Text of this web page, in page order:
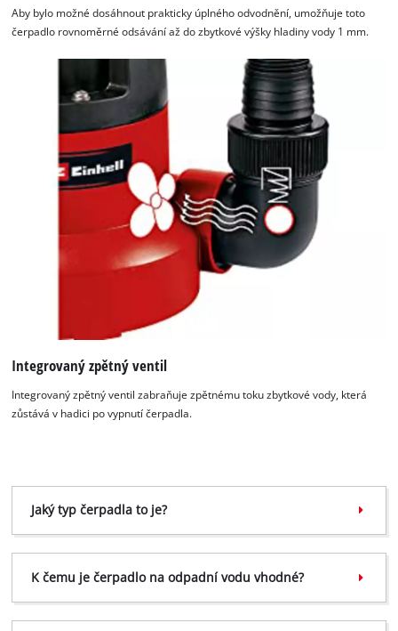
K načtení služby Google Maps
potřebujeme váš souhlas!
This content is not permitted to load due
to trackers that are not disclosed to the
visitor. The website owner needs to setup
Aby bylo možné dosáhnout prakticky úplného odvodnění, umožňuje toto
čerpadlo rovnoměrné odsávání až do zbytkové výšky hladiny vody 1 mm.
Integrovaný zpětný ventil
Integrovaný zpětný ventil zabraňuje zpětnému toku zbytkové vody, která
zůstává v hadici po vypnutí čerpadla.
Jaký typ čerpadla to je?
K čemu je čerpadlo na odpadní vodu vhodné?